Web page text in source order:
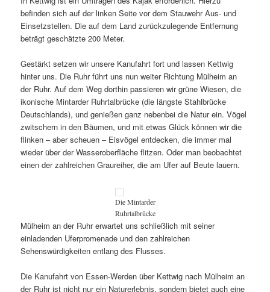
befinden sich auf der linken Seite vor dem Stauwehr Aus- und
Einsetzstellen. Die auf dem Land zurückzulegende Entfernung
beträgt geschätzte 200 Meter.
Gestärkt setzen wir unsere Kanufahrt fort und lassen Kettwig
hinter uns. Die Ruhr führt uns nun weiter Richtung Mülheim an
der Ruhr. Auf dem Weg dorthin passieren wir grüne Wiesen, die
ikonische Mintarder Ruhrtalbrücke (die längste Stahlbrücke
Deutschlands), und genießen ganz nebenbei die Natur ein. Vögel
zwitschern in den Bäumen, und mit etwas Glück können wir die
flinken – aber scheuen – Eisvögel entdecken, die immer mal
wieder über der Wasseroberfläche flitzen. Oder man beobachtet
einen der zahlreichen Graureiher, die am Ufer auf Beute lauern.
Die Mintarder
Ruhrtalbrücke
Mülheim an der Ruhr erwartet uns schließlich mit seiner
einladenden Uferpromenade und den zahlreichen
Sehenswürdigkeiten entlang des Flusses.
Die Kanufahrt von Essen-Werden über Kettwig nach Mülheim an
der Ruhr ist nicht nur ein Naturerlebnis, sondern bietet auch eine